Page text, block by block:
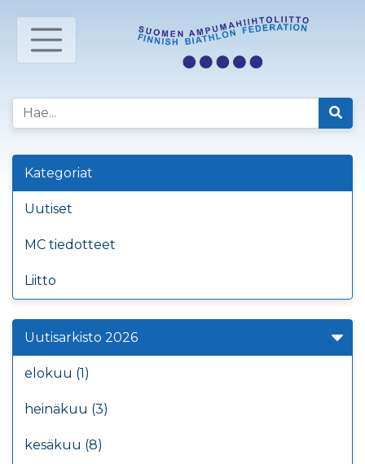
Kategoriat
Uutiset
MC tiedotteet
Liitto
Uutisarkisto 2026
elokuu (1)
heinäkuu (3)
kesäkuu (8)